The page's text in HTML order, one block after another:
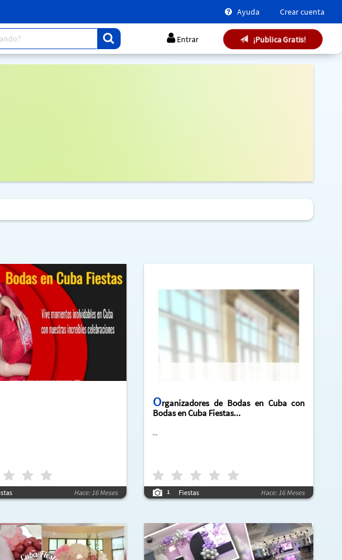
Ayuda Crear cuenta
Entrar ¡Publica Gratis!
Hace: 16 Meses
Organizadores de Bodas en Cuba con
Bodas en Cuba Fiestas...
...
1 Fiestas Hace: 16 Meses